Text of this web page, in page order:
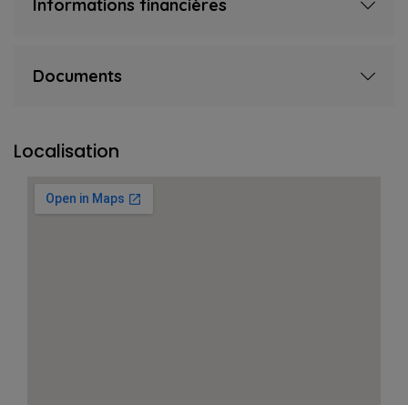
Informations financières
Documents
Localisation